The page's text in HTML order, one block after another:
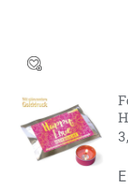
AUSFÜHRUNG
WÄHLEN
DIESES
PRODUKT
/
DETAILS